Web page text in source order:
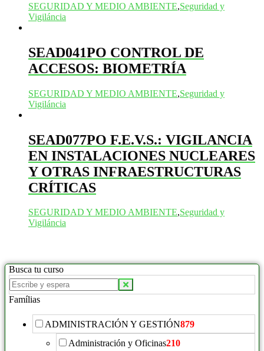
SEGURIDAD Y MEDIO AMBIENTE,Seguridad y
Vigiláncia
SEAD041PO CONTROL DE
ACCESOS: BIOMETRÍA
SEGURIDAD Y MEDIO AMBIENTE,Seguridad y
Vigiláncia
SEAD077PO F.E.V.S.: VIGILANCIA
EN INSTALACIONES NUCLEARES
Y OTRAS INFRAESTRUCTURAS
CRÍTICAS
SEGURIDAD Y MEDIO AMBIENTE,Seguridad y
Vigiláncia
Busca tu curso
Buscar
productos:
Famílias
ADMINISTRACIÓN Y GESTIÓN879
Administración y Oficinas210